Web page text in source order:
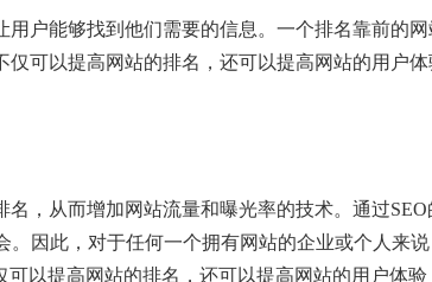
户能够找到他们需要的信息。一个排名靠前的网
可以提高网站的排名，还可以提高网站的用户体
，从而增加网站流量和曝光率的技术。通过SEO
因此，对于任何一个拥有网站的企业或个人来
以提高网站的排名，还可以提高网站的用户体验